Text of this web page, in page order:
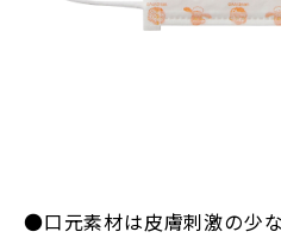
●口元素材は皮膚刺激の少